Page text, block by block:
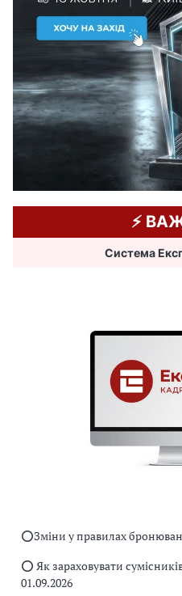
⚡️
Система
⭕️Зміни у правилах
⭕️ Як зараховувати
01.09.2026